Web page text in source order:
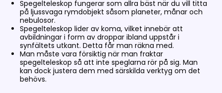
Spegelteleskop fungerar som allra bäst när du vill titta
på ljussvaga rymdobjekt såsom planeter, månar och
nebulosor.
Spegelteleskop lider av koma, vilket innebär att
avbildningar i form av droppar ibland uppstår i
synfältets utkant. Detta får man räkna med.
Man måste vara försiktig när man fraktar
spegelteleskop så att inte speglarna rör på sig. Man
kan dock justera dem med särskilda verktyg om det
behövs.